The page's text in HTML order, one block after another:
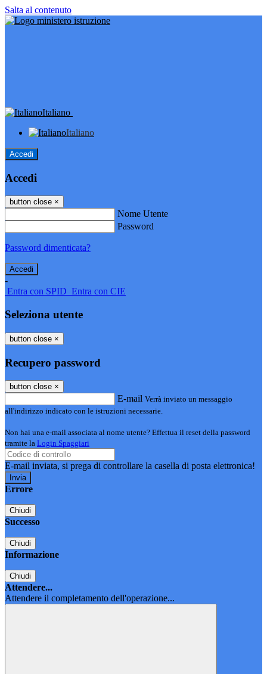
Salta al contenuto
Italiano
Italiano
Accedi
Accedi
button close ×
Nome Utente
Password
Password dimenticata?
-
Entra con SPID Entra con CIE
Seleziona utente
button close ×
Recupero password
button close ×
E-mail Verrà inviato un messaggio
all'indirizzo indicato con le istruzioni necessarie.
Non hai una e-mail associata al nome utente? Effettua il reset della password
tramite la Login Spaggiari
E-mail inviata, si prega di controllare la casella di posta elettronica!
Errore
Chiudi
Successo
Chiudi
Informazione
Chiudi
Attendere...
Attendere il completamento dell'operazione...